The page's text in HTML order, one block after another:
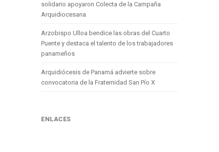
solidario apoyaron Colecta de la Campaña
Arquidiocesana
Arzobispo Ulloa bendice las obras del Cuarto
Puente y destaca el talento de los trabajadores
panameños
Arquidiócesis de Panamá advierte sobre
convocatoria de la Fraternidad San Pío X
ENLACES